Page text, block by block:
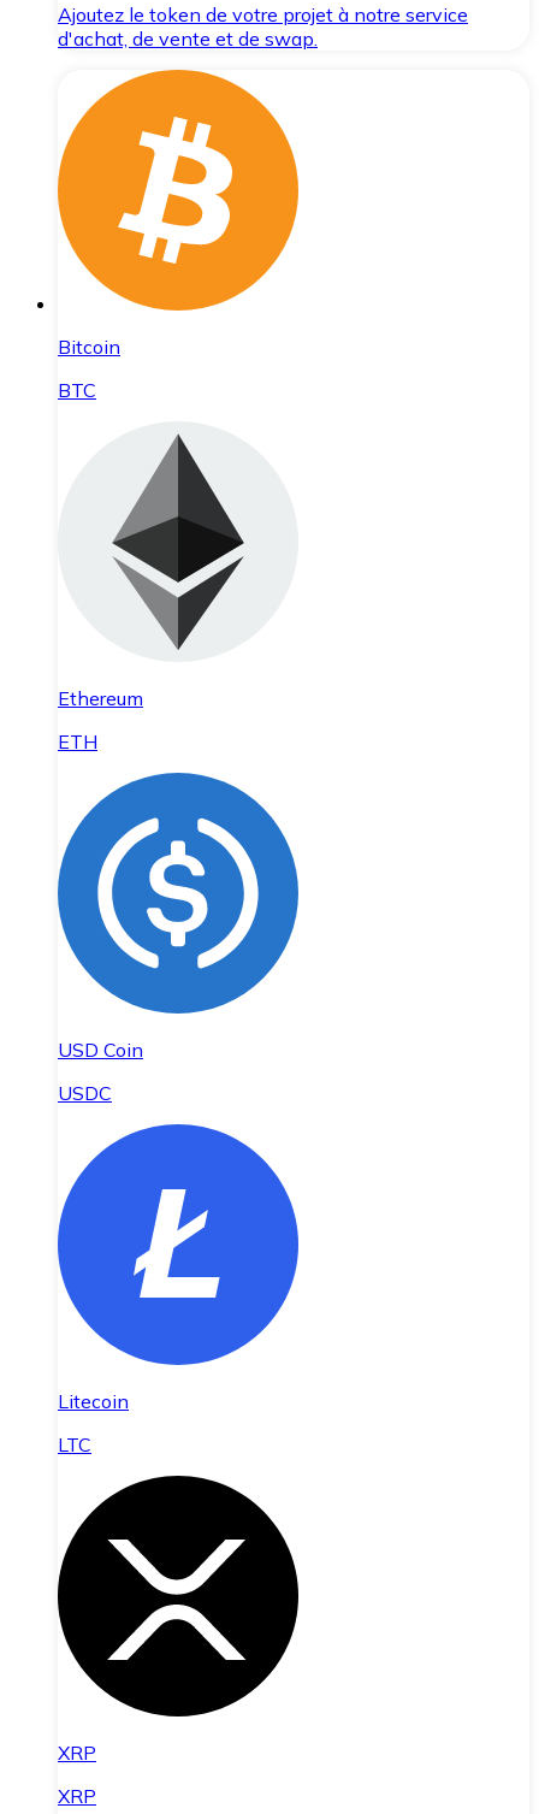
Ajoutez le token de votre projet à notre service
d'achat, de vente et de swap.
Bitcoin
BTC
Ethereum
ETH
USD Coin
USDC
Litecoin
LTC
XRP
XRP